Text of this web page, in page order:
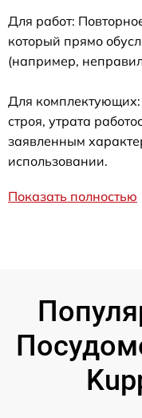
Для работ:
который прямо
(например,
Для
строя, утрата
заявленным
использовании.
Показать полностью